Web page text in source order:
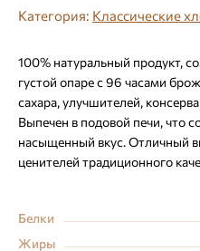
Категория: Классические
100% натуральный продукт,
густой опаре с 96 часами
сахара, улучшителей,
Выпечен в подовой печи, что
насыщенный вкус. Отличный
ценителей традиционного
Белки
Жиры